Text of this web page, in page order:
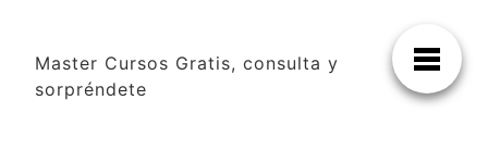
Master Cursos Gratis, consulta y
sorpréndete